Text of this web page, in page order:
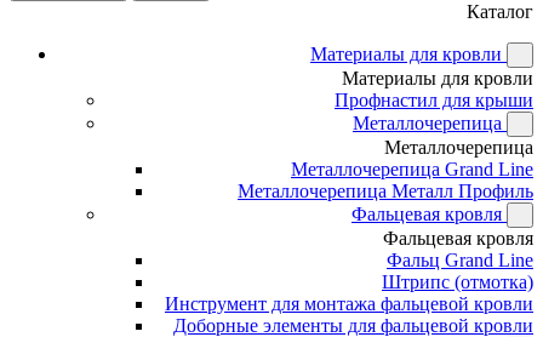
Каталог
Материалы для кровли
Материалы для кровли
Профнастил для крыши
Металлочерепица
Металлочерепица
Металлочерепица Grand Line
Металлочерепица Металл Профиль
Фальцевая кровля
Фальцевая кровля
Фальц Grand Line
Штрипс (отмотка)
Инструмент для монтажа фальцевой кровли
Доборные элементы для фальцевой кровли